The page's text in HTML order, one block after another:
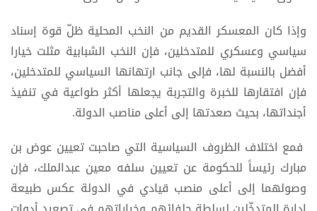
وإذا كان المعسكر القديم من النخب المحلية ظلّ قوة إسناد
سياسي وعسكري للمتدخلين، فإن النخب الشبابية مثلت خيارا
أفضل بالنسبة لها، فإلى جانب ارتهانها السياسي للمتدخلين،
فإن افتقارها للخبرة والتجربة يجعلها أكثر طواعية في تنفيذ
أجنداتها، بحيث صعدتها إلى أعلى مناصب الدولة.
فمع اختلاف الظروف السياسية التي صاحبت تعيين عوض بن
مبارك رئيساً للحكومة عن تعيين سلفه معين عبدالملك، فإن
وصولهما إلى أعلى منصب قيادي في الدولة عكس طبيعة